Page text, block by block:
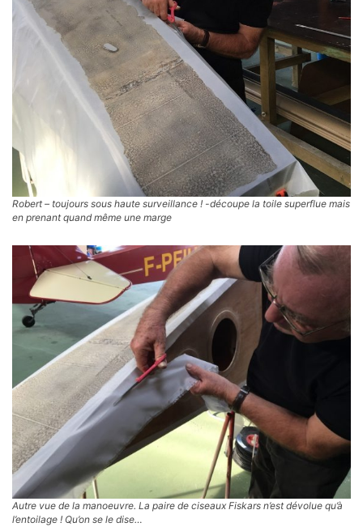
Robert – toujours sous haute surveillance ! -découpe la toile superflue mais
en prenant quand même une marge
Autre vue de la manoeuvre. La paire de ciseaux Fiskars n’est dévolue qu’à
l’entoilage ! Qu’on se le dise…